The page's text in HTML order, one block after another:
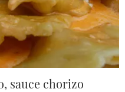
sauce chorizo